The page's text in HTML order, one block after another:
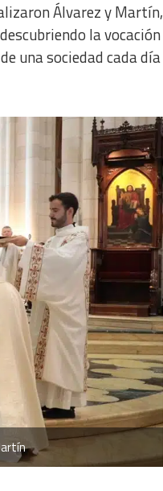
Álvarez y Martín,
la vocación
una sociedad cada día